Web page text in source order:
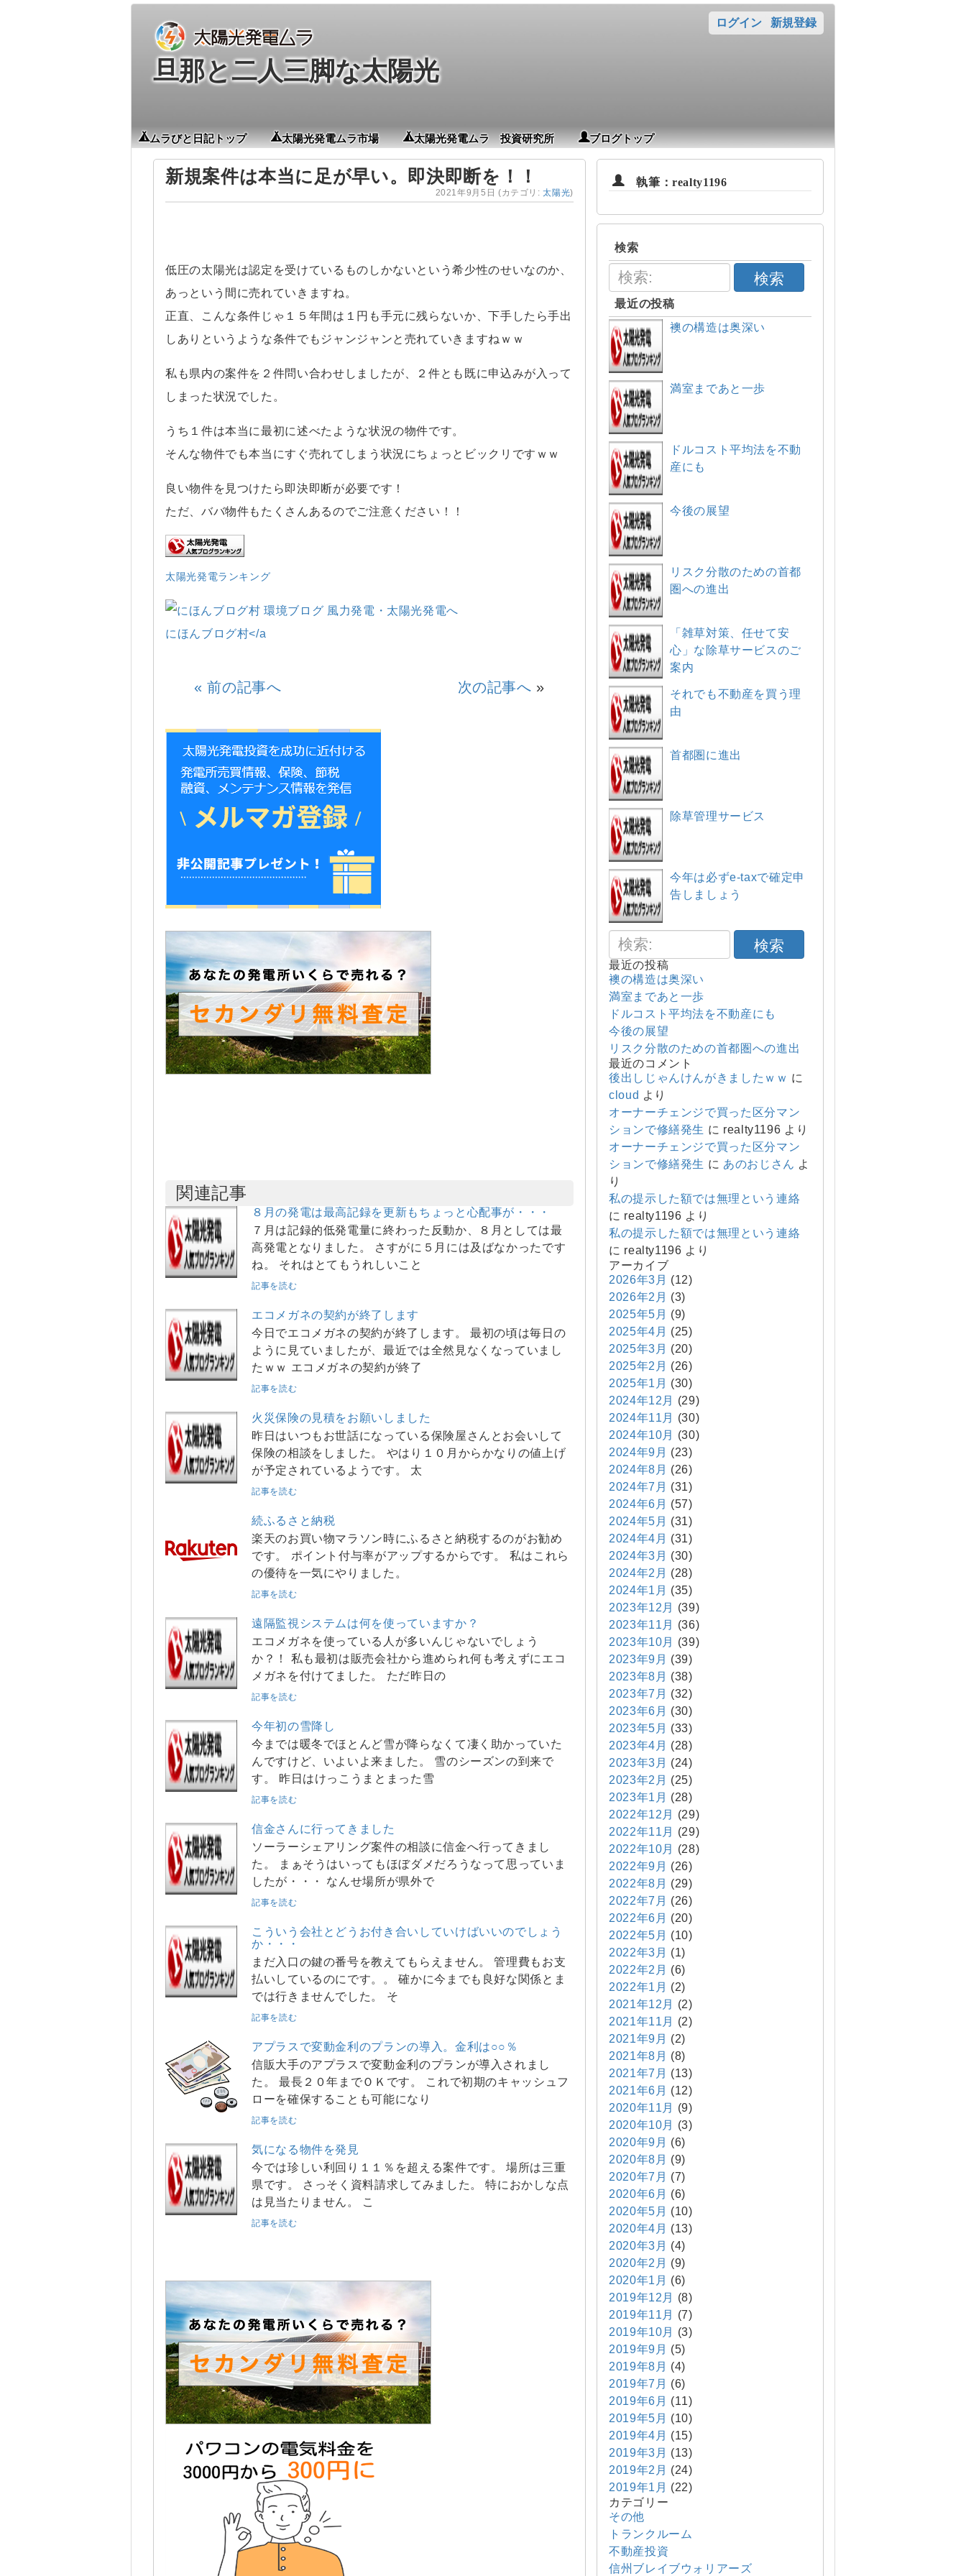
旦那と二人三脚な太陽光
ログイン 新規登録
ムラびと日記トップ 太陽光発電ムラ市場 太陽光発電ムラ 投資研究所 ブログトップ
新規案件は本当に足が早い。即決即断を！！
2021年9月5日 (カテゴリ:太陽光)
低圧の太陽光は認定を受けているものしかないという希少性のせいなのか、
あっという間に売れていきますね。
正直、こんな条件じゃ１５年間は１円も手元に残らないか、下手したら手出
しありというような条件でもジャンジャンと売れていきますねｗｗ
私も県内の案件を２件問い合わせしましたが、２件とも既に申込みが入って
しまった状況でした。
うち１件は本当に最初に述べたような状況の物件です。
そんな物件でも本当にすぐ売れてしまう状況にちょっとビックリですｗｗ
良い物件を見つけたら即決即断が必要です！
ただ、ババ物件もたくさんあるのでご注意ください！！
太陽光発電ランキング
にほんブログ村</a
«前の記事へ 次の記事へ »
関連記事
８月の発電は最高記録を更新もちょっと心配事が・・・
７月は記録的低発電量に終わった反動か、８月としては最
高発電となりました。 さすがに５月には及ばなかったです
ね。 それはとてもうれしいこと
記事を読む
エコメガネの契約が終了します
今日でエコメガネの契約が終了します。 最初の頃は毎日の
ように見ていましたが、最近では全然見なくなっていまし
たｗｗ エコメガネの契約が終了
記事を読む
火災保険の見積をお願いしました
昨日はいつもお世話になっている保険屋さんとお会いして
保険の相談をしました。 やはり１０月からかなりの値上げ
が予定されているようです。 太
記事を読む
続ふるさと納税
楽天のお買い物マラソン時にふるさと納税するのがお勧め
です。 ポイント付与率がアップするからです。 私はこれら
の優待を一気にやりました。
記事を読む
遠隔監視システムは何を使っていますか？
エコメガネを使っている人が多いんじゃないでしょう
か？！ 私も最初は販売会社から進められ何も考えずにエコ
メガネを付けてました。 ただ昨日の
記事を読む
今年初の雪降し
今までは暖冬でほとんど雪が降らなくて凄く助かっていた
んですけど、いよいよ来ました。 雪のシーズンの到来で
す。 昨日はけっこうまとまった雪
記事を読む
信金さんに行ってきました
ソーラーシェアリング案件の相談に信金へ行ってきまし
た。 まぁそうはいってもほぼダメだろうなって思っていま
したが・・・ なんせ場所が県外で
記事を読む
こういう会社とどうお付き合いしていけばいいのでしょう
か・・・
まだ入口の鍵の番号を教えてもらえません。 管理費もお支
払いしているのにです。。 確かに今までも良好な関係とま
では行きませんでした。 そ
記事を読む
アプラスで変動金利のプランの導入。金利は○○％
信販大手のアプラスで変動金利のプランが導入されまし
た。 最長２０年までＯＫです。 これで初期のキャッシュフ
ローを確保することも可能になり
記事を読む
気になる物件を発見
今では珍しい利回り１１％を超える案件です。 場所は三重
県です。 さっそく資料請求してみました。 特におかしな点
は見当たりません。 こ
記事を読む
執筆：realty1196
検索
検索
最近の投稿
襖の構造は奥深い
満室まであと一歩
ドルコスト平均法を不動
産にも
今後の展望
リスク分散のための首都
圏への進出
「雑草対策、任せて安
心」な除草サービスのご
案内
それでも不動産を買う理
由
首都圏に進出
除草管理サービス
今年は必ずe-taxで確定申
告しましょう
検索
最近の投稿
襖の構造は奥深い
満室まであと一歩
ドルコスト平均法を不動産にも
今後の展望
リスク分散のための首都圏への進出
最近のコメント
後出しじゃんけんがきましたｗｗ に
cloud より
オーナーチェンジで買った区分マン
ションで修繕発生 に realty1196 より
オーナーチェンジで買った区分マン
ションで修繕発生 に あのおじさん よ
り
私の提示した額では無理という連絡
に realty1196 より
私の提示した額では無理という連絡
に realty1196 より
アーカイブ
2026年3月 (12)
2026年2月 (3)
2025年5月 (9)
2025年4月 (25)
2025年3月 (20)
2025年2月 (26)
2025年1月 (30)
2024年12月
(29)
2024年11月
(30)
2024年10月
(30)
2024年9月 (23)
2024年8月 (26)
2024年7月 (31)
2024年6月 (57)
2024年5月 (31)
2024年4月 (31)
2024年3月 (30)
2024年2月 (28)
2024年1月 (35)
2023年12月
(39)
2023年11月
(36)
2023年10月
(39)
2023年9月 (39)
2023年8月 (38)
2023年7月 (32)
2023年6月 (30)
2023年5月 (33)
2023年4月 (28)
2023年3月 (24)
2023年2月 (25)
2023年1月 (28)
2022年12月
(29)
2022年11月
(29)
2022年10月
(28)
2022年9月 (26)
2022年8月 (29)
2022年7月 (26)
2022年6月 (20)
2022年5月 (10)
2022年3月 (1)
2022年2月 (6)
2022年1月 (2)
2021年12月
(2)
2021年11月
(2)
2021年9月 (2)
2021年8月 (8)
2021年7月 (13)
2021年6月 (12)
2020年11月
(9)
2020年10月
(3)
2020年9月 (6)
2020年8月 (9)
2020年7月 (7)
2020年6月 (6)
2020年5月 (10)
2020年4月 (13)
2020年3月 (4)
2020年2月 (9)
2020年1月 (6)
2019年12月
(8)
2019年11月
(7)
2019年10月
(3)
2019年9月 (5)
2019年8月 (4)
2019年7月 (6)
2019年6月 (11)
2019年5月 (10)
2019年4月 (15)
2019年3月 (13)
2019年2月 (24)
2019年1月 (22)
カテゴリー
その他
トランクルーム
不動産投資
信州ブレイブウォリアーズ